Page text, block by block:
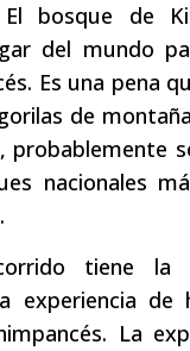
El bosque de
del mundo
Es una pena
de
probablemente
nacionales
tiene la
experiencia de
La